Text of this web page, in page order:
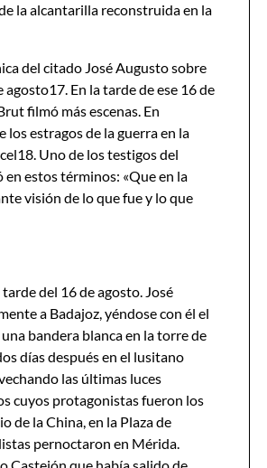
la alcantarilla reconstruida en la
del citado José Augusto sobre
En la tarde de ese 16 de
filmó más escenas. En
estragos de la guerra en la
Uno de los testigos del
estos términos: «Que en la
visión de lo que fue y lo que
del 16 de agosto. José
a Badajoz, yéndose con él el
bandera blanca en la torre de
días después en el lusitano
las últimas luces
cuyos protagonistas fueron los
de la China, en la Plaza de
pernoctaron en Mérida.